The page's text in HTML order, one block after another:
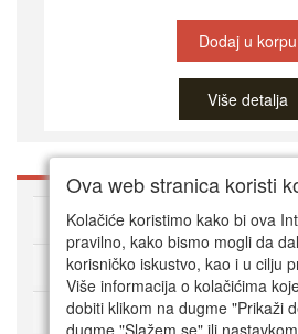
Dodaj u korpu
Više detalja
O DVD Zoni
Kako kupovati online
Korisnički servis
Ova web stranica koristi
Kolačiće koristimo kako bi ova
pravilno, kako bismo mogli da
korisničko iskustvo, kao i u cilju
Više informacija o kolačićima
dobiti klikom na dugme "Prikaži
dugme "Slažem se" ili